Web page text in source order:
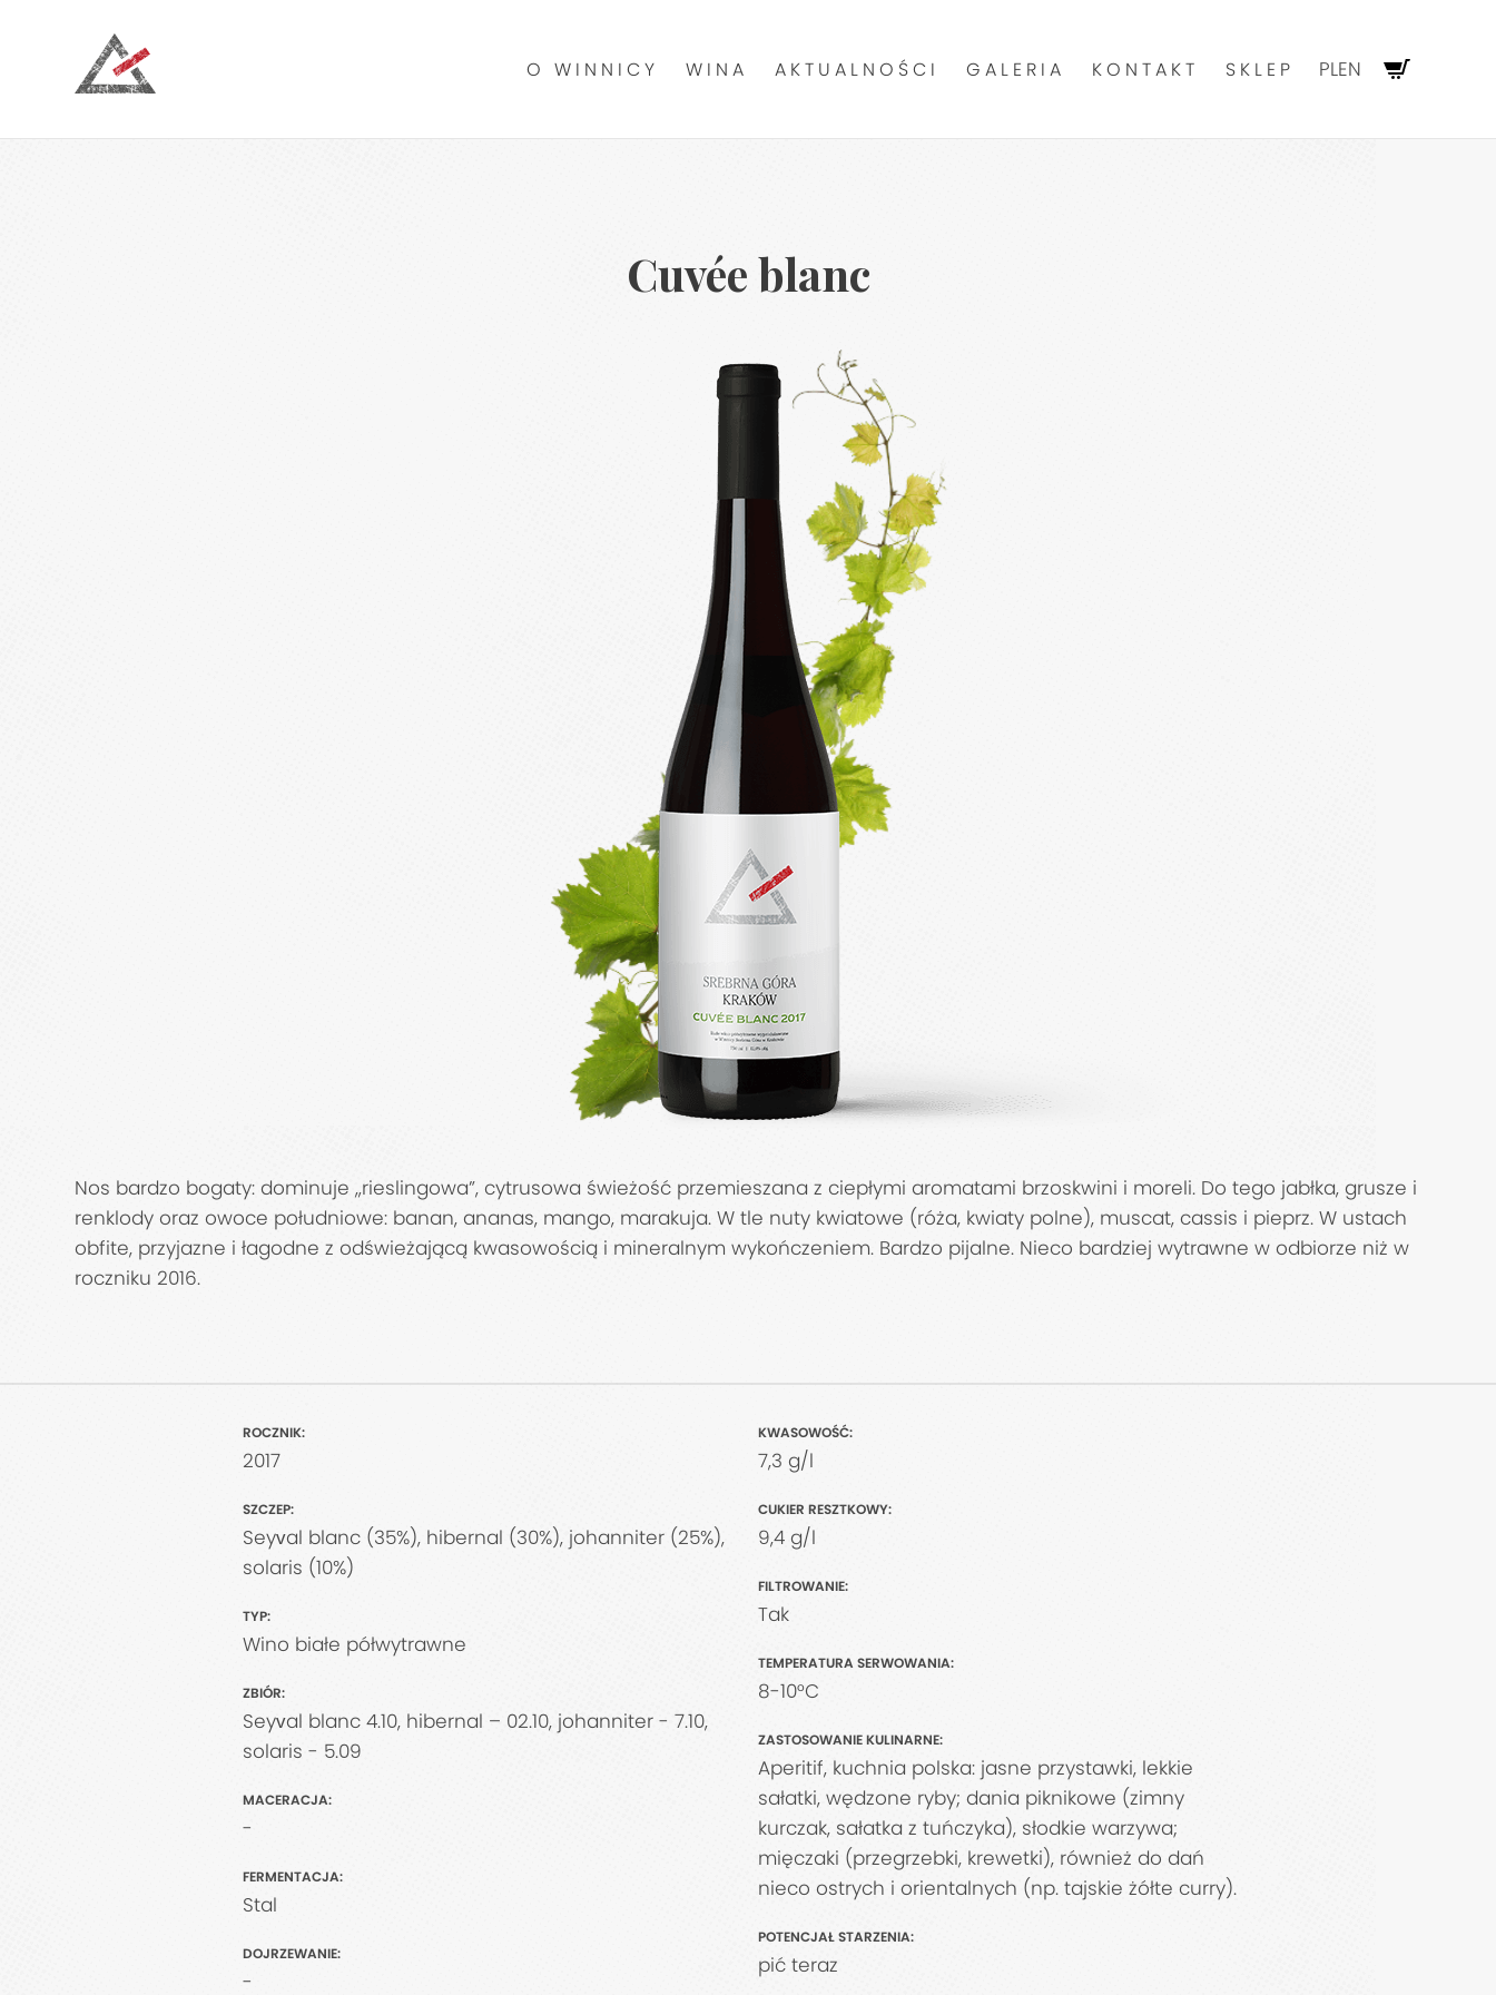
O WINNICY WINA AKTUALNOŚCI GALERIA KONTAKT SKLEP PLEN
Cuvée blanc
Nos bardzo bogaty: dominuje „rieslingowa”, cytrusowa świeżość przemieszana z ciepłymi aromatami brzoskwini i moreli. Do tego jabłka, grusze i
renklody oraz owoce południowe: banan, ananas, mango, marakuja. W tle nuty kwiatowe (róża, kwiaty polne), muscat, cassis i pieprz. W ustach
obfite, przyjazne i łagodne z odświeżającą kwasowością i mineralnym wykończeniem. Bardzo pijalne. Nieco bardziej wytrawne w odbiorze niż w
roczniku 2016.
ROCZNIK:
2017
SZCZEP:
Seyval blanc (35%), hibernal (30%), johanniter (25%),
solaris (10%)
TYP:
Wino białe półwytrawne
ZBIÓR:
Seyval blanc 4.10, hibernal – 02.10, johanniter - 7.10,
solaris - 5.09
MACERACJA:
-
FERMENTACJA:
Stal
DOJRZEWANIE:
-
KWASOWOŚĆ:
7,3 g/l
CUKIER RESZTKOWY:
9,4 g/l
FILTROWANIE:
Tak
TEMPERATURA SERWOWANIA:
8-10°C
ZASTOSOWANIE KULINARNE:
Aperitif, kuchnia polska: jasne przystawki, lekkie
sałatki, wędzone ryby; dania piknikowe (zimny
kurczak, sałatka z tuńczyka), słodkie warzywa;
mięczaki (przegrzebki, krewetki), również do dań
nieco ostrych i orientalnych (np. tajskie żółte curry).
POTENCJAŁ STARZENIA:
pić teraz